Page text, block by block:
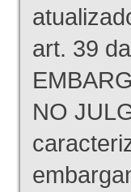
art. 39
NO